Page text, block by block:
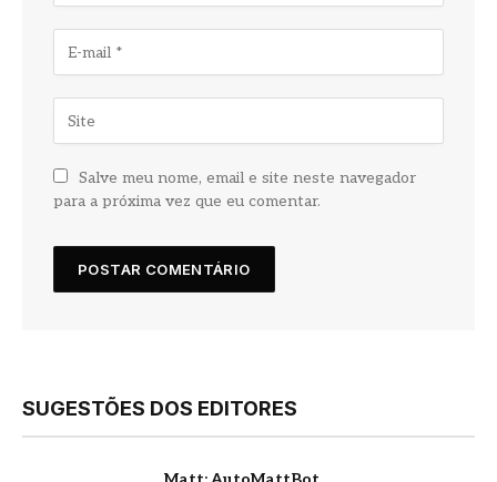
Salve meu nome, email e site neste navegador
para a próxima vez que eu comentar.
SUGESTÕES DOS EDITORES